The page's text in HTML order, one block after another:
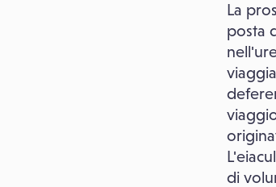
La
posta
di